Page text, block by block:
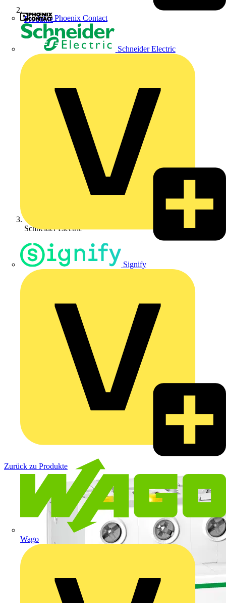
Phoenix Contact
Schneider Electric
Signify
Wago
Produkte
Schneider Electric
Zurück zu Produkte